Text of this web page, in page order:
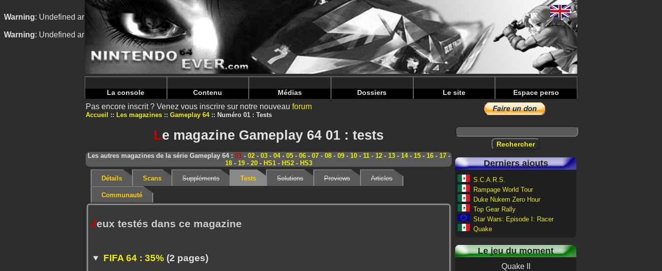
Warning: Undefined array key "HTTP_REFERER" in/home/nintendoju/www/Magazine-Tests.phpon line70
Warning: Undefined array key "HTTP_REFERER" in/home/nintendoju/www/Magazine-Tests.phpon line74
La console Contenu Médias Dossiers Le site Espace perso
Pas encore inscrit ? Venez vous inscrire sur notre nouveau forum
Accueil Les magazines Gameplay 64 Numéro 01 : Tests
Le magazine Gameplay 64 01 : tests
Les autres magazines de la série Gameplay 64 : 01- 02- 03- 04- 05- 06- 07- 08- 09- 10- 11- 12- 13- 14- 15- 16- 17-
18 - 19 - 20 - HS1 - HS2 - HS3
Détails Scans Suppléments Tests Solutions Previews Articles
Communauté
Jeux testés dans ce magazine
FIFA 64 : 35%(2 pages)
Derniers ajouts
S.C.A.R.S.
Rampage World Tour
Duke Nukem Zero Hour
Top Gear Rally
Star Wars: Episode I: Racer
Quake
Le jeu du moment
Quake II